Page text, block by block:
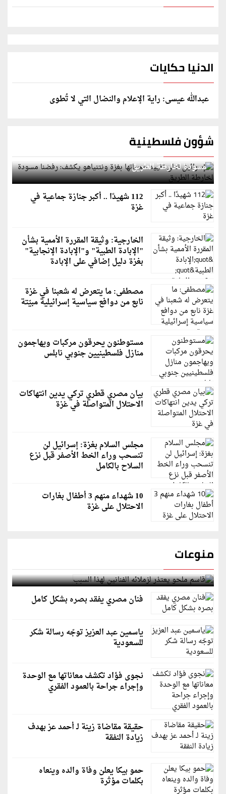
الدنيا حكايات
عبدالله عيسى: راية الإعلام والنضال التي لا تُطوى
شؤون فلسطينية
إسرائيل تعلن تقييد هجماتها بغزة ونتنياهو يكشف: رفضنا
مسودة لخارطة الطريق
112 شهيدًا .. أكبر جنازة جماعية في
غزة
الخارجية: وثيقة المقررة الأممية بشأن
"الإبادة الطبية" و"الإبادة الإنجابية"
بغزة دليل إضافي على الإبادة
مصطفى: ما يتعرض له شعبنا في غزة
نابع من دوافع سياسية إسرائيلية مبيّتة
مستوطنون يحرقون مركبات ويهاجمون
منازل فلسطينيين جنوبي نابلس
بيان مصري قطري تركي يدين انتهاكات
الاحتلال المتواصلة في غزة
مجلس السلام بغزة: إسرائيل لن
تنسحب وراء الخط الأصفر قبل نزع
السلاح بالكامل
10 شهداء منهم 3 أطفال بغارات
الاحتلال على غزة
منوعات
قاسم ملحو يعتذر لزملائه الفنانين لهذا السبب
فنان مصري يفقد بصره بشكل كامل
ياسمين عبد العزيز توجّه رسالة شكر
للسعودية
نجوى فؤاد تكشف معاناتها مع الوحدة
وإجراء جراحة بالعمود الفقري
حقيقة مقاضاة زينة لـ أحمد عز بهدف
زيادة النفقة
حمو بيكا يعلن وفاة والده وينعاه
بكلمات مؤثرة